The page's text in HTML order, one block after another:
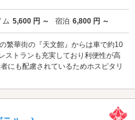
ム 5,600 円 ～ 宿泊 6,800 円 ～
繁華街の『天文館』からは車で約10
ストランも充実しており利便性が高
にも配慮されているためホスピタリ